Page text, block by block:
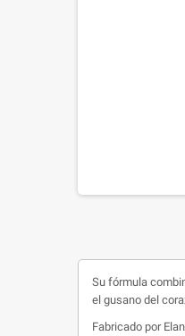
Su fórmula
el gusano del
Fabricado por